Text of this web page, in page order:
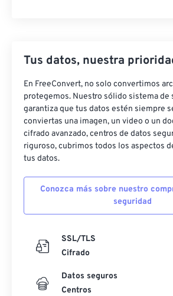
Tus datos, nuestra
En FreeConvert, no solo convertimos
protegemos. Nuestro sólido sistema de
garantiza que tus datos estén siempre
conviertas una imagen, un video o un
cifrado avanzado, centros de datos
riguroso, cubrimos todos los aspectos
tus datos.
Conozca más sobre nuestro
seguridad
SSL/TLS
Cifrado
Datos seguros
Centros